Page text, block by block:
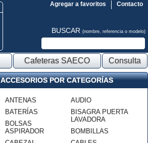
Contacto
Agregar a favoritos
BUSCAR (nombre, referencia o modelo)
Cafeteras SAECO Consulta
ACCESORIOS POR CATEGORÍAS
ANTENAS
BATERÍAS
BOLSAS
ASPIRADOR
AUDIO
BISAGRA PUERTA
LAVADORA
BOMBILLAS